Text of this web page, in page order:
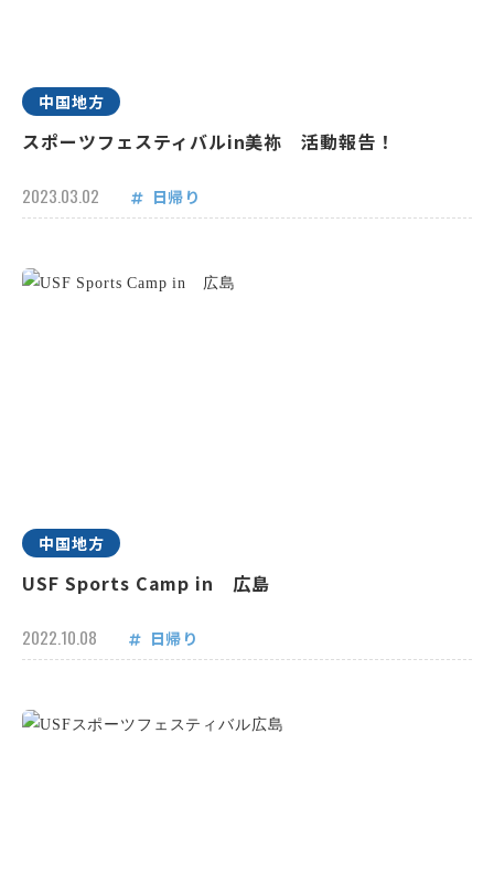
中国地方
スポーツフェスティバルin美祢 活動報告！
2023.03.02 日帰り
中国地方
USF Sports Camp in 広島
2022.10.08 日帰り